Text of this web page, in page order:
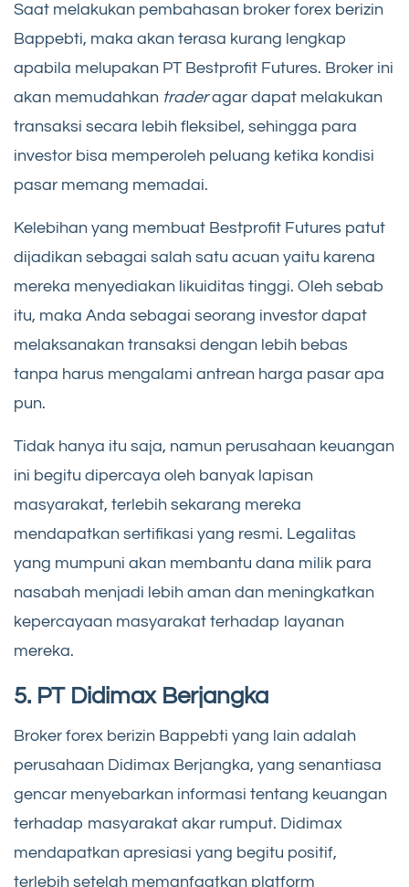
Saat melakukan pembahasan broker forex berizin
Bappebti, maka akan terasa kurang lengkap
apabila melupakan PT Bestprofit Futures. Broker ini
akan memudahkan traderagar dapat melakukan
transaksi secara lebih fleksibel, sehingga para
investor bisa memperoleh peluang ketika kondisi
pasar memang memadai.
Kelebihan yang membuat Bestprofit Futures patut
dijadikan sebagai salah satu acuan yaitu karena
mereka menyediakan likuiditas tinggi. Oleh sebab
itu, maka Anda sebagai seorang investor dapat
melaksanakan transaksi dengan lebih bebas
tanpa harus mengalami antrean harga pasar apa
pun.
Tidak hanya itu saja, namun perusahaan keuangan
ini begitu dipercaya oleh banyak lapisan
masyarakat, terlebih sekarang mereka
mendapatkan sertifikasi yang resmi. Legalitas
yang mumpuni akan membantu dana milik para
nasabah menjadi lebih aman dan meningkatkan
kepercayaan masyarakat terhadap layanan
mereka.
5. PT Didimax Berjangka
Broker forex berizin Bappebti yang lain adalah
perusahaan Didimax Berjangka, yang senantiasa
gencar menyebarkan informasi tentang keuangan
terhadap masyarakat akar rumput. Didimax
mendapatkan apresiasi yang begitu positif,
terlebih setelah memanfaatkan platform